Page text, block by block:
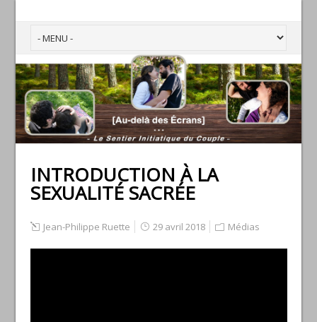
INTRODUCTION À LA
SEXUALITÉ SACRÉE
Jean-Philippe Ruette 29 avril 2018 Médias